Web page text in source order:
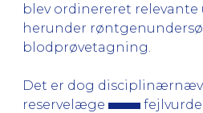
blev ordinereret relevante
herunder
blodprøvetagning.
Det er dog
reservelæge